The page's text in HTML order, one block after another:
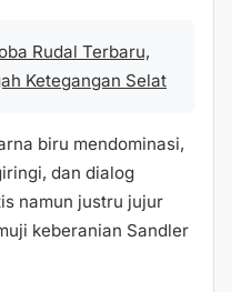
Rudal Terbaru,
Ketegangan Selat
biru mendominasi,
dan dialog
namun justru jujur
keberanian Sandler